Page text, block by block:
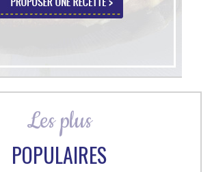
Les plus
POPULAIRES